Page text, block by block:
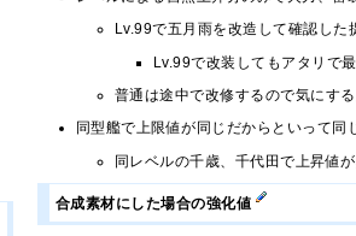
Lv.99で五月雨を改造して確認した
Lv.99で改装してもアタリで
普通は途中で改修するので気にする
同型艦で上限値が同じだからといって同
同レベルの千歳、千代田で上昇値
合成素材にした場合の強化値